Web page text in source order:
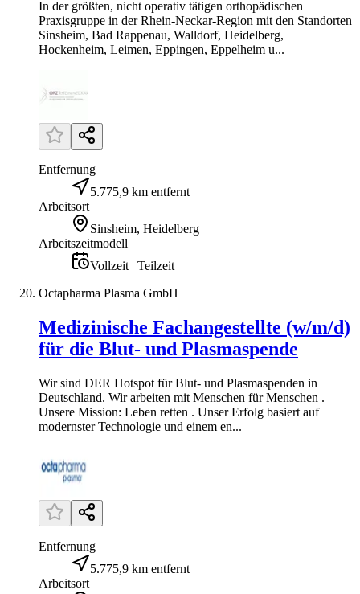
In der größten, nicht operativ tätigen orthopädischen
Praxisgruppe in der Rhein-Neckar-Region mit den Standorten
Sinsheim, Bad Rappenau, Walldorf, Heidelberg,
Hockenheim, Leimen, Eppingen, Eppelheim u...
Entfernung
5.775,9 km entfernt
Arbeitsort
Sinsheim, Heidelberg
Arbeitszeitmodell
Vollzeit | Teilzeit
Octapharma Plasma GmbH
Medizinische Fachangestellte (w/m/d)
für die Blut- und Plasmaspende
Wir sind DER Hotspot für Blut- und Plasmaspenden in
Deutschland. Wir arbeiten mit Menschen für Menschen .
Unsere Mission: Leben retten . Unser Erfolg basiert auf
modernster Technologie und einem en...
Entfernung
5.775,9 km entfernt
Arbeitsort